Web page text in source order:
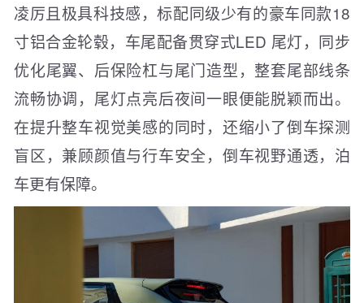
凌厉且极具科技感，标配同级少有的豪车同款18
寸铝合金轮毂，车尾配备贯穿式LED 尾灯，同步
优化尾翼、后保险杠与尾门造型，整套尾部线条
流畅协调，尾灯点亮后夜间一眼便能脱颖而出。
在提升整车视觉美感的同时，还缩小了倒车探测
盲区，兼顾颜值与行车安全，倒车视野通透，泊
车更有保障。